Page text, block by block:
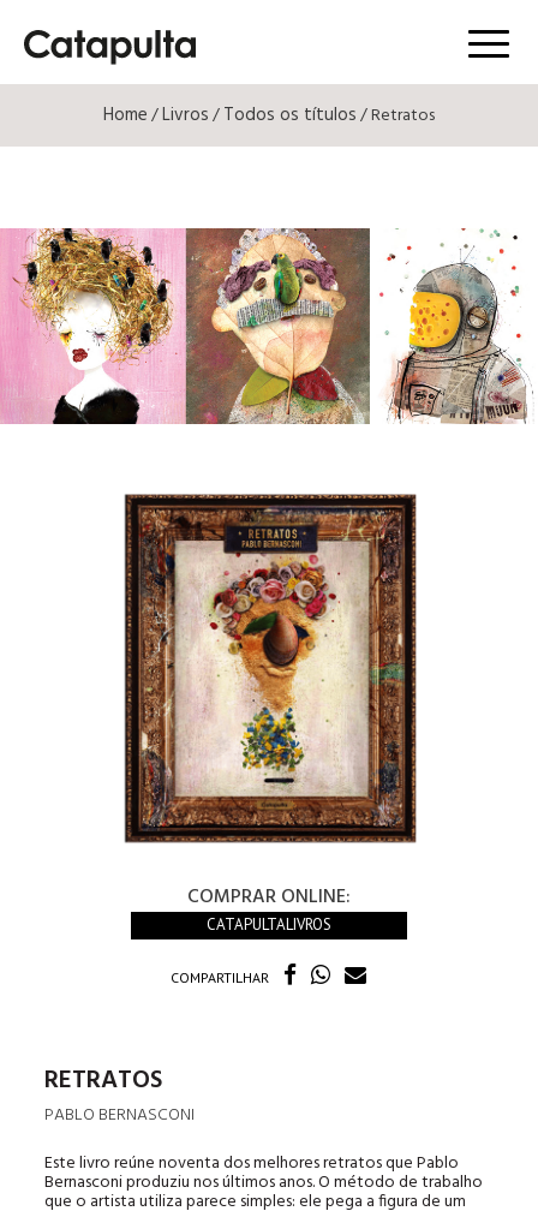
Menú
Home/Livros/Todos os títulos/ Retratos
COMPRAR ONLINE:
CATAPULTALIVROS
COMPARTILHAR
RETRATOS
PABLO BERNASCONI
Este livro reúne noventa dos melhores retratos que Pablo
Bernasconi produziu nos últimos anos. O método de trabalho
que o artista utiliza parece simples: ele pega a figura de um